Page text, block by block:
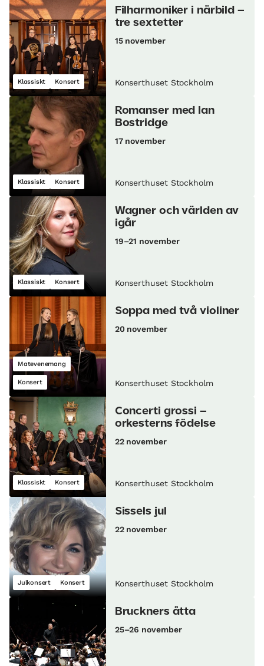
Klassiskt Konsert
Filharmoniker i närbild –
tre sextetter
15 november
Konserthuset Stockholm
Klassiskt Konsert
Romanser med Ian
Bostridge
17 november
Konserthuset Stockholm
Klassiskt Konsert
Wagner och världen av
igår
19–21 november
Konserthuset Stockholm
Matevenemang
Konsert
Soppa med två violiner
20 november
Konserthuset Stockholm
Klassiskt Konsert
Concerti grossi –
orkesterns födelse
22 november
Konserthuset Stockholm
Julkonsert Konsert
Sissels jul
22 november
Konserthuset Stockholm
Bruckners åtta
25–26 november